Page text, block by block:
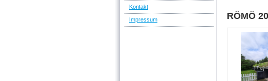
Kontakt
Impressum RÖMÖ